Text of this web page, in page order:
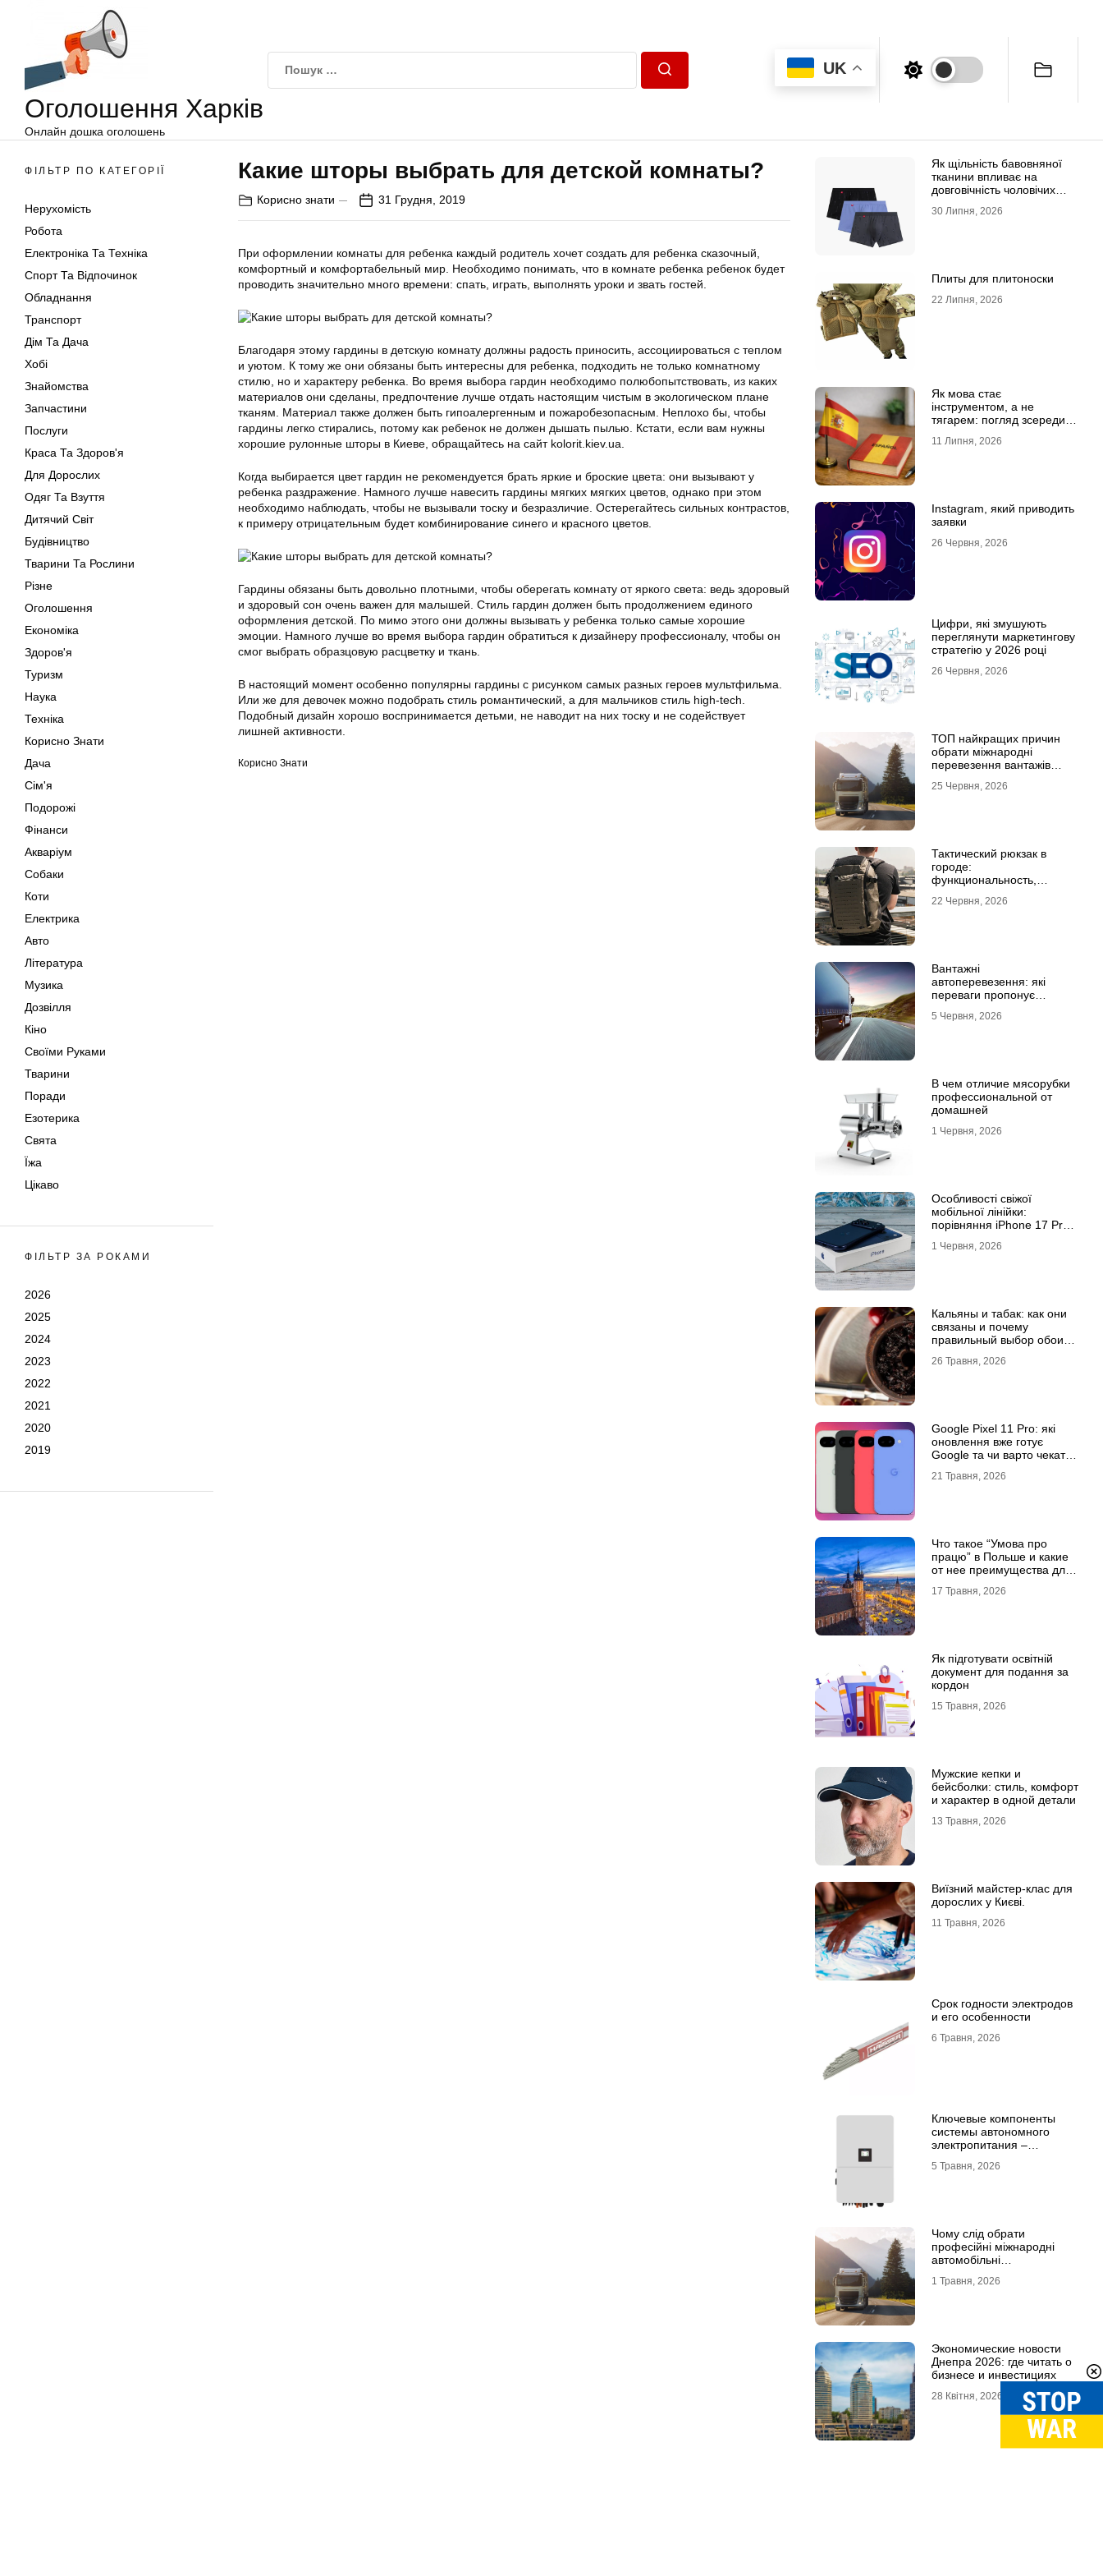
Оголошення Харків
Онлайн дошка оголошень
UK
ФІЛЬТР ПО КАТЕГОРІЇ
Нерухомість
Робота
Електроніка Та Техніка
Спорт Та Відпочинок
Обладнання
Транспорт
Дім Та Дача
Хобі
Знайомства
Запчастини
Послуги
Краса Та Здоров'я
Для Дорослих
Одяг Та Взуття
Дитячий Світ
Будівництво
Тварини Та Рослини
Різне
Оголошення
Економіка
Здоров'я
Туризм
Наука
Техніка
Корисно Знати
Дача
Сім'я
Подорожі
Фінанси
Акваріум
Собаки
Коти
Електрика
Авто
Література
Музика
Дозвілля
Кіно
Своїми Руками
Тварини
Поради
Езотерика
Свята
Їжа
Цікаво
ФІЛЬТР ЗА РОКАМИ
2026
2025
2024
2023
2022
2021
2020
2019
Какие шторы выбрать для детской комнаты?
Корисно знати 31 Грудня, 2019
При оформлении комнаты для ребенка каждый родитель хочет создать для ребенка сказочный,
комфортный и комфортабельный мир. Необходимо понимать, что в комнате ребенка ребенок будет
проводить значительно много времени: спать, играть, выполнять уроки и звать гостей.
Благодаря этому гардины в детскую комнату должны радость приносить, ассоциироваться с теплом
и уютом. К тому же они обязаны быть интересны для ребенка, подходить не только комнатному
стилю, но и характеру ребенка. Во время выбора гардин необходимо полюбопытствовать, из каких
материалов они сделаны, предпочтение лучше отдать настоящим чистым в экологическом плане
тканям. Материал также должен быть гипоалергенным и пожаробезопасным. Неплохо бы, чтобы
гардины легко стирались, потому как ребенок не должен дышать пылью. Кстати, если вам нужны
хорошие рулонные шторы в Киеве, обращайтесь на сайт kolorit.kiev.ua.
Когда выбирается цвет гардин не рекомендуется брать яркие и броские цвета: они вызывают у
ребенка раздражение. Намного лучше навесить гардины мягких мягких цветов, однако при этом
необходимо наблюдать, чтобы не вызывали тоску и безразличие. Остерегайтесь сильных контрастов,
к примеру отрицательным будет комбинирование синего и красного цветов.
Гардины обязаны быть довольно плотными, чтобы оберегать комнату от яркого света: ведь здоровый
и здоровый сон очень важен для малышей. Стиль гардин должен быть продолжением единого
оформления детской. По мимо этого они должны вызывать у ребенка только самые хорошие
эмоции. Намного лучше во время выбора гардин обратиться к дизайнеру профессионалу, чтобы он
смог выбрать образцовую расцветку и ткань.
В настоящий момент особенно популярны гардины с рисунком самых разных героев мультфильма.
Или же для девочек можно подобрать стиль романтический, а для мальчиков стиль high-tech.
Подобный дизайн хорошо воспринимается детьми, не наводит на них тоску и не содействует
лишней активности.
Корисно Знати
Як щільність бавовняної
тканини впливає на
довговічність чоловічих
30 Липня, 2026
Плиты для плитоноски
22 Липня, 2026
Як мова стає
інструментом, а не
тягарем: погляд зсередини
11 Липня, 2026
Instagram, який приводить
заявки
26 Червня, 2026
Цифри, які змушують
переглянути маркетингову
стратегію у 2026 році
26 Червня, 2026
ТОП найкращих причин
обрати міжнародні
перевезення вантажів
25 Червня, 2026
Тактический рюкзак в
городе:
функциональность,
глаза
22 Червня, 2026
Вантажні
автоперевезення: які
переваги пропонує
професіоналами
5 Червня, 2026
В чем отличие мясорубки
профессиональной от
домашней
1 Червня, 2026
Особливості свіжої
мобільної лінійки:
порівняння iPhone 17 Pro
1 Червня, 2026
Кальяны и табак: как они
связаны и почему
правильный выбор обоих
26 Травня, 2026
Google Pixel 11 Pro: які
оновлення вже готує
Google та чи варто чекати
21 Травня, 2026
Что такое “Умова про
працю” в Польше и какие
от нее преимущества для
17 Травня, 2026
Як підготувати освітній
документ для подання за
кордон
15 Травня, 2026
Мужские кепки и
бейсболки: стиль, комфорт
и характер в одной детали
13 Травня, 2026
Виїзний майстер-клас для
дорослих у Києві.
11 Травня, 2026
Срок годности электродов
и его особенности
6 Травня, 2026
Ключевые компоненты
системы автономного
электропитания –
DEYE
5 Травня, 2026
Чому слід обрати
професійні міжнародні
автомобільні
1 Травня, 2026
Экономические новости
Днепра 2026: где читать о
бизнесе и инвестициях
28 Квітня, 2026